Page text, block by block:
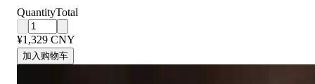
QuantityTotal
¥1,329 CNY
加入购物车